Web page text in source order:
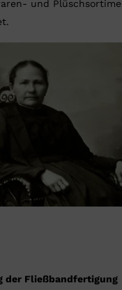
und
der Fließbandfertigung